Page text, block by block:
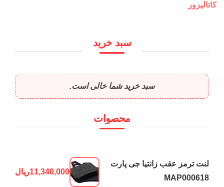
کاتالیزور
سبد خرید
سبد خرید شما خالی است.
محصوات
لنت ترمز عقب زانتیا جی پارت
MAP000618
11,340,000ریال